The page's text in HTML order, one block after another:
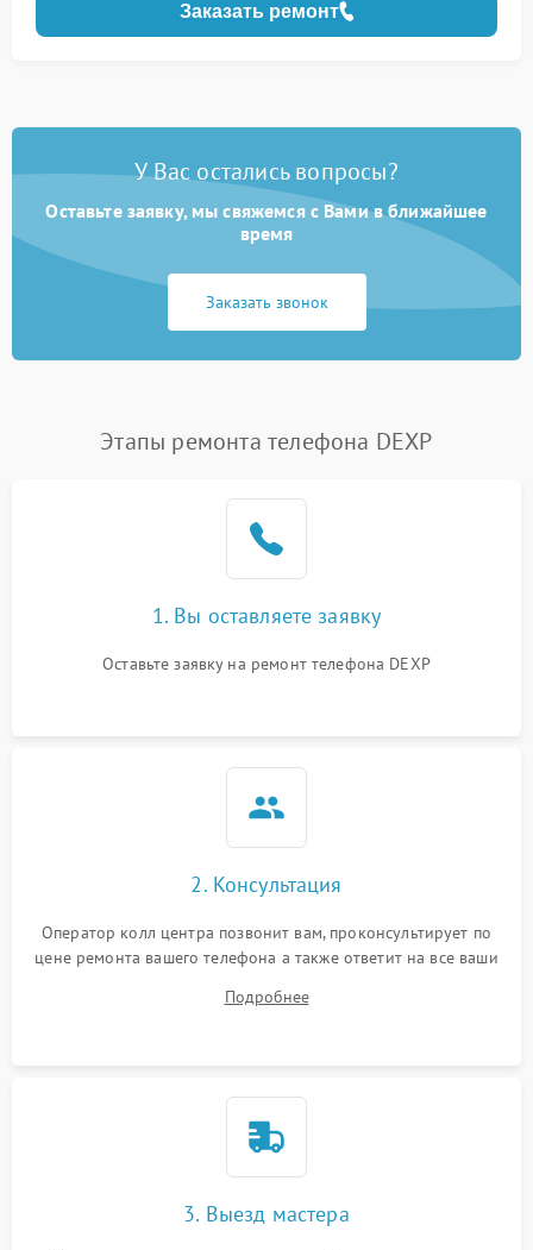
Заказать ремонт
У Вас остались вопросы?
Оставьте заявку, мы свяжемся с Вами в ближайшее
время
Заказать звонок
Этапы ремонта телефона DEXP
1. Вы оставляете заявку
Оставьте заявку на ремонт телефона DEXP
2. Консультация
Оператор колл центра позвонит вам, проконсультирует по
цене ремонта вашего телефона а также ответит на все ваши
Подробнее
3. Выезд мастера